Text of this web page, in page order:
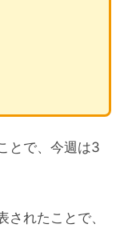
とで、今週は3
れたことで、